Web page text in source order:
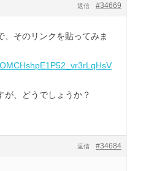
#34669
返信
そのリンクを貼ってみま
が、どうでしょうか？
#34684
返信